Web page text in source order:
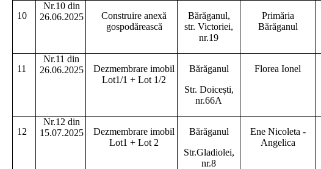
10
Nr.10 din
26.06.2025
Construire anexă
gospodărească
Bărăganul,
str. Victoriei,
nr.19
Primăria
Bărăganul
11
Nr.11 din
26.06.2025
Dezmembrare imobil
Lot1/1 + Lot 1/2
Bărăganul
Str. Doicești,
nr.66A
Florea Ionel
12
Nr.12 din
15.07.2025
Dezmembrare imobil
Lot1 + Lot 2
Bărăganul
Str.Gladiolei,
nr.8
Ene Nicoleta -
Angelica